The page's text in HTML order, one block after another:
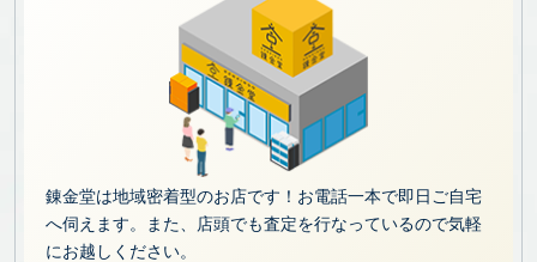
錬金堂は地域密着型のお店です！お電話一本で即日ご自宅
へ伺えます。また、店頭でも査定を行なっているので気軽
にお越しください。